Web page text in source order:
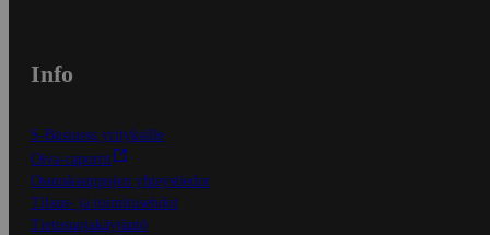
Info
S-Business yrityksille
Oiva-raportit
Osuuskauppojen yhteystiedot
Tilaus- ja toimitusehdot
Tietosuojakäytäntö